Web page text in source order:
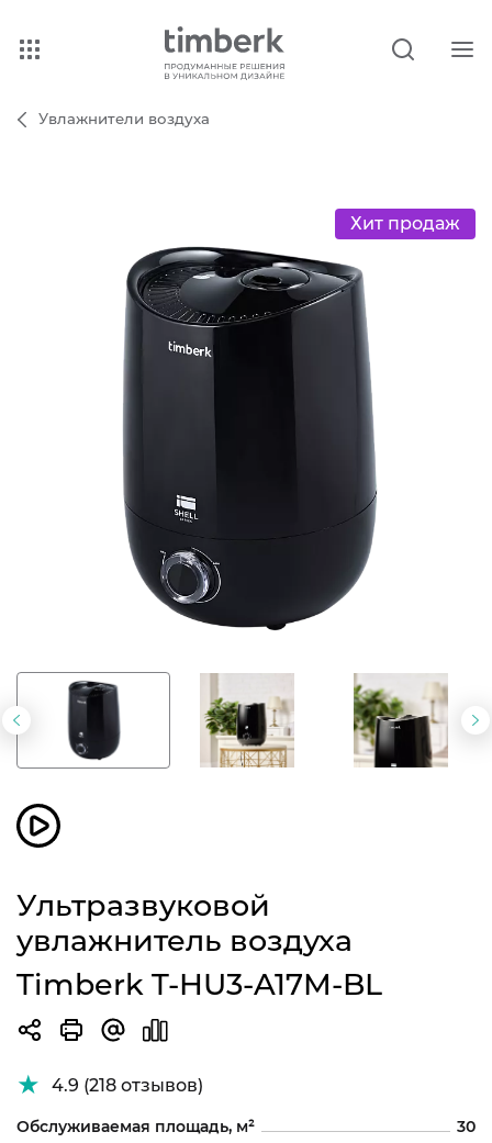
Увлажнители воздуха
Хит продаж
Предыдущий
слайд
Ультразвуковой
увлажнитель воздуха
Timberk T-HU3-A17M-BL
4.9 (218 отзывов)
Обслуживаемая площадь, м²
30